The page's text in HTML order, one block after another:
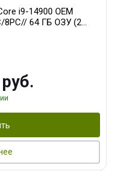
i9-14900 OEM
8PC// 64 ГБ ОЗУ (2
OC 16GB GDDR7